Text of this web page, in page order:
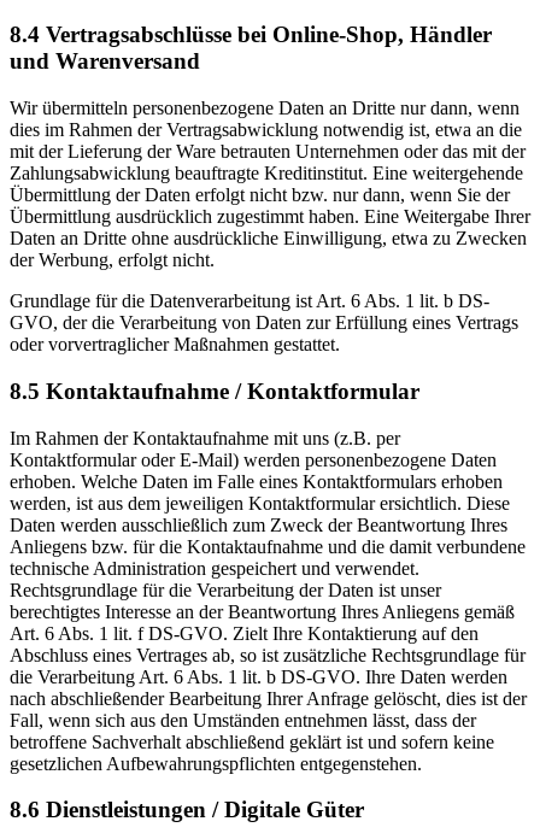
8.4 Vertragsabschlüsse bei Online-Shop, Händler
und Warenversand
Wir übermitteln personenbezogene Daten an Dritte nur dann, wenn
dies im Rahmen der Vertragsabwicklung notwendig ist, etwa an die
mit der Lieferung der Ware betrauten Unternehmen oder das mit der
Zahlungsabwicklung beauftragte Kreditinstitut. Eine weitergehende
Übermittlung der Daten erfolgt nicht bzw. nur dann, wenn Sie der
Übermittlung ausdrücklich zugestimmt haben. Eine Weitergabe Ihrer
Daten an Dritte ohne ausdrückliche Einwilligung, etwa zu Zwecken
der Werbung, erfolgt nicht.
Grundlage für die Datenverarbeitung ist Art. 6 Abs. 1 lit. b DS-
GVO, der die Verarbeitung von Daten zur Erfüllung eines Vertrags
oder vorvertraglicher Maßnahmen gestattet.
8.5 Kontaktaufnahme / Kontaktformular
Im Rahmen der Kontaktaufnahme mit uns (z.B. per
Kontaktformular oder E-Mail) werden personenbezogene Daten
erhoben. Welche Daten im Falle eines Kontaktformulars erhoben
werden, ist aus dem jeweiligen Kontaktformular ersichtlich. Diese
Daten werden ausschließlich zum Zweck der Beantwortung Ihres
Anliegens bzw. für die Kontaktaufnahme und die damit verbundene
technische Administration gespeichert und verwendet.
Rechtsgrundlage für die Verarbeitung der Daten ist unser
berechtigtes Interesse an der Beantwortung Ihres Anliegens gemäß
Art. 6 Abs. 1 lit. f DS-GVO. Zielt Ihre Kontaktierung auf den
Abschluss eines Vertrages ab, so ist zusätzliche Rechtsgrundlage für
die Verarbeitung Art. 6 Abs. 1 lit. b DS-GVO. Ihre Daten werden
nach abschließender Bearbeitung Ihrer Anfrage gelöscht, dies ist der
Fall, wenn sich aus den Umständen entnehmen lässt, dass der
betroffene Sachverhalt abschließend geklärt ist und sofern keine
gesetzlichen Aufbewahrungspflichten entgegenstehen.
8.6 Dienstleistungen / Digitale Güter